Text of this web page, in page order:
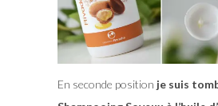
En seconde position je suis